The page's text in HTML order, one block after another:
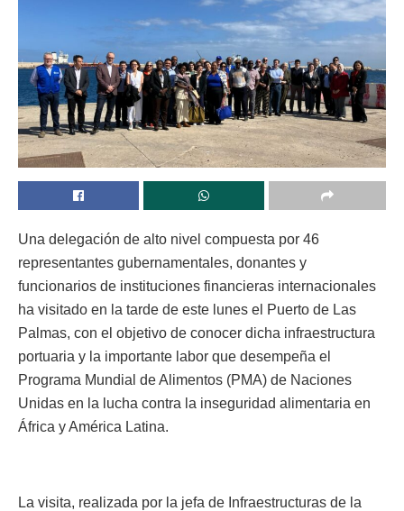
Una delegación de alto nivel compuesta por 46
representantes gubernamentales, donantes y
funcionarios de instituciones financieras internacionales
ha visitado en la tarde de este lunes el Puerto de Las
Palmas, con el objetivo de conocer dicha infraestructura
portuaria y la importante labor que desempeña el
Programa Mundial de Alimentos (PMA) de Naciones
Unidas en la lucha contra la inseguridad alimentaria en
África y América Latina.
La visita, realizada por la jefa de Infraestructuras de la